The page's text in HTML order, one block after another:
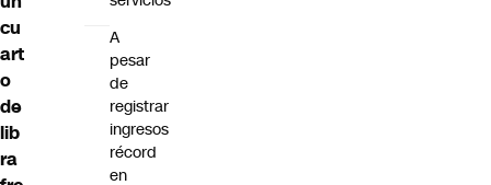
cu
art
o
de
lib
ra
A
pesar
de
registrar
ingresos
récord
en